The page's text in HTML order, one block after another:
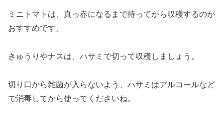
ミニトマトは、真っ赤になるまで待ってから収穫するのが
おすすめです。
きゅうりやナスは、ハサミで切って収穫しましょう。
切り口から雑菌が入らないよう、ハサミはアルコールなど
で消毒してから使ってくださいね。